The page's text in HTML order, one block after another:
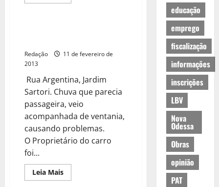
Redação
11 de fevereiro de
2013
Rua Argentina, Jardim
Sartori. Chuva que parecia
passageira, veio
acompanhada de ventania,
causando problemas.
O Proprietário do carro
foi...
Leia Mais
educação
emprego
fiscalização
informações
inscrições
LBV
Nova
Odessa
Obras
opinião
PAT